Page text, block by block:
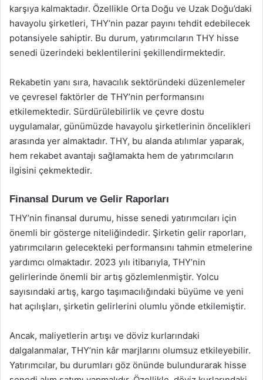
karşıya kalmaktadır. Özellikle Orta Doğu ve Uzak Doğu’daki
havayolu şirketleri, THY’nin pazar payını tehdit edebilecek
potansiyele sahiptir. Bu durum, yatırımcıların THY hisse
senedi üzerindeki beklentilerini şekillendirmektedir.
Rekabetin yanı sıra, havacılık sektöründeki düzenlemeler
ve çevresel faktörler de THY’nin performansını
etkilemektedir. Sürdürülebilirlik ve çevre dostu
uygulamalar, günümüzde havayolu şirketlerinin öncelikleri
arasında yer almaktadır. THY, bu alanda atılımlar yaparak,
hem rekabet avantajı sağlamakta hem de yatırımcıların
ilgisini çekmektedir.
Finansal Durum ve Gelir Raporları
THY’nin finansal durumu, hisse senedi yatırımcıları için
önemli bir gösterge niteliğindedir. Şirketin gelir raporları,
yatırımcıların gelecekteki performansını tahmin etmelerine
yardımcı olmaktadır. 2023 yılı itibarıyla, THY’nin
gelirlerinde önemli bir artış gözlemlenmiştir. Yolcu
sayısındaki artış, kargo taşımacılığındaki büyüme ve yeni
hat açılışları, şirketin gelirlerini olumlu yönde etkilemiştir.
Ancak, maliyetlerin artışı ve döviz kurlarındaki
dalgalanmalar, THY’nin kâr marjlarını olumsuz etkileyebilir.
Yatırımcılar, bu durumları göz önünde bulundurarak hisse